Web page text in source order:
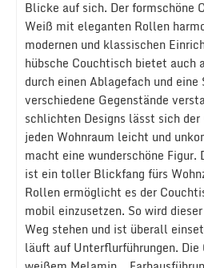
Blicke auf sich. Der formschöne
Weiß mit eleganten Rollen
modernen und klassischen
hübsche Couchtisch bietet auch
durch einen Ablagefach und
verschiedene Gegenstände
schlichten Designs lässt sich
jeden Wohnraum leicht und
macht eine wunderschöne
ist ein toller Blickfang fürs
Rollen ermöglicht es der
mobil einzusetzen. So wird
Weg stehen und ist überall
läuft auf Unterflurführungen.